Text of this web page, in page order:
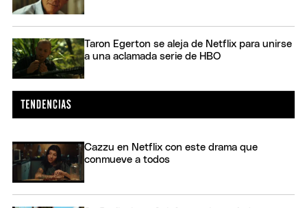
Taron Egerton se aleja de Netflix para unirse
a una aclamada serie de HBO
Cazzu en Netflix con este drama que
conmueve a todos